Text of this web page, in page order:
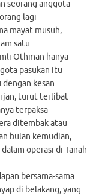
seorang anggota
lagi
mayat musuh,
satu
Othman hanya
pasukan itu
kesan
turut terlibat
terpaksa
ditembak atau
bulan kemudian,
operasi di Tanah
bersama-sama
di belakang, yang